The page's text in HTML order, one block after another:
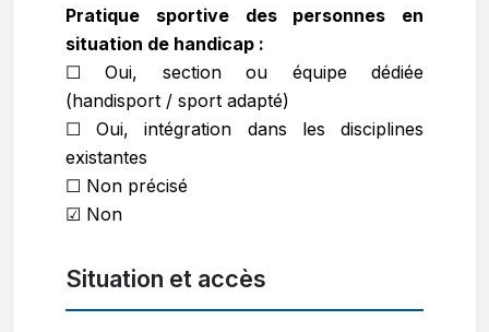
Pratique sportive des personnes en
situation de handicap :
☐ Oui, section ou équipe dédiée
(handisport / sport adapté)
☐ Oui, intégration dans les disciplines
existantes
☐ Non précisé
☑ Non
Situation et accès